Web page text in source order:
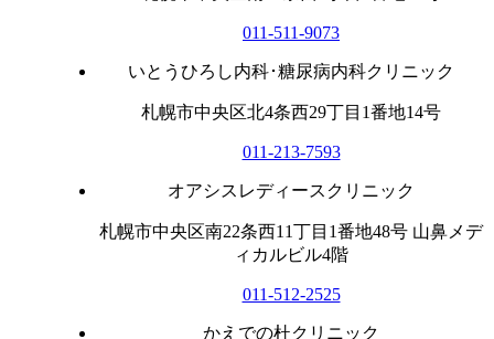
011-511-9073
いとうひろし内科･糖尿病内科クリニック
札幌市中央区北4条西29丁目1番地14号
011-213-7593
オアシスレディースクリニック
札幌市中央区南22条西11丁目1番地48号 山鼻メデ
ィカルビル4階
011-512-2525
かえでの杜クリニック